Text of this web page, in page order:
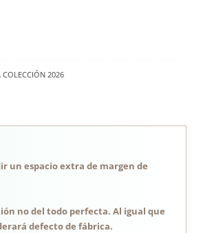
2026
un espacio extra de margen de
no del todo perfecta. Al igual que
defecto de fábrica.